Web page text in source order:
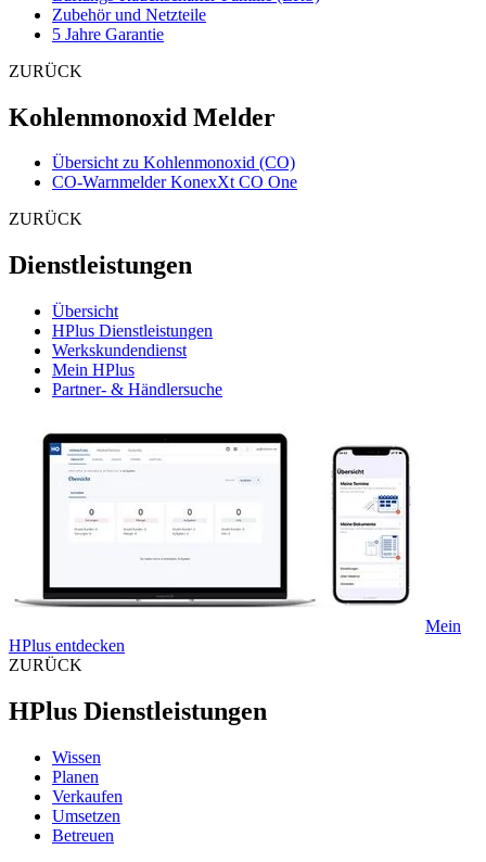
Zubehör und Netzteile
5 Jahre Garantie
ZURÜCK
Kohlenmonoxid Melder
Übersicht zu Kohlenmonoxid (CO)
CO-Warnmelder KonexXt CO One
ZURÜCK
Dienstleistungen
Übersicht
HPlus Dienstleistungen
Werkskundendienst
Mein HPlus
Partner- & Händlersuche
Mein
HPlus entdecken
ZURÜCK
HPlus Dienstleistungen
Wissen
Planen
Verkaufen
Umsetzen
Betreuen